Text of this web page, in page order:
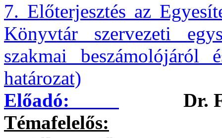
7. Előterjesztés az
Könyvtár szervezeti
szakmai
határozat)
Előadó:
Dr.
Témafelelős: